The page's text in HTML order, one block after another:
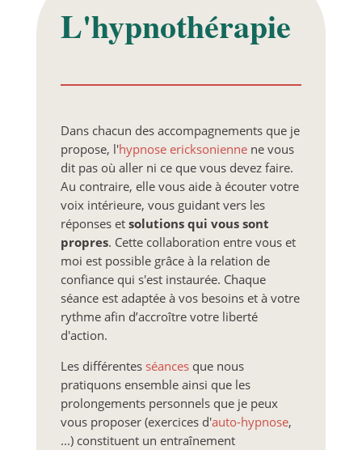
L'hypnothérapie
Dans chacun des accompagnements que je
propose, l'hypnose ericksoniennene vous
dit pas où aller ni ce que vous devez faire.
Au contraire, elle vous aide à écouter votre
voix intérieure, vous guidant vers les
réponses et solutions qui vous sont
propres. Cette collaboration entre vous et
moi est possible grâce à la relation de
confiance qui s'est instaurée. Chaque
séance est adaptée à vos besoins et à votre
rythme afin d’accroître votre liberté
d'action.
Les différentes séancesque nous
pratiquons ensemble ainsi que les
prolongements personnels que je peux
vous proposer (exercices d'auto-hypnose,
...) constituent un entraînement